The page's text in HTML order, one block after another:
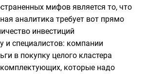
мифов является то, что
аналитика требует вот прямо
инвестиций
и специалистов: компании
в покупку целого кластера
комплектующих, которые надо